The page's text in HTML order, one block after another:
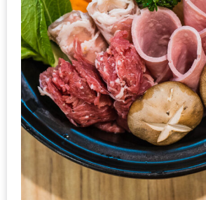
–
ช็อป
ฟิน
กิน
เพลิน
HFG
E-
NEWS
GAME